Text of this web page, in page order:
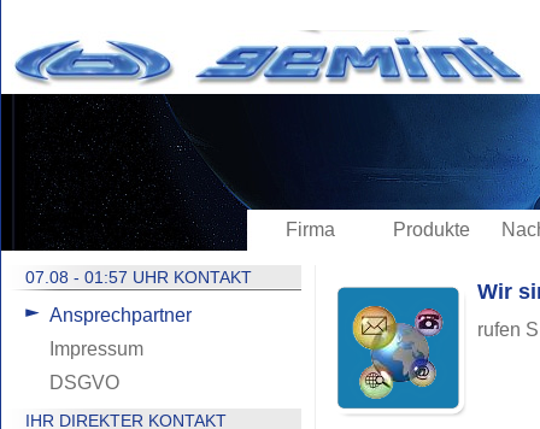
Firma Produkte
07.08 - 01:57 UHR KONTAKT
Ansprechpartner
Impressum
DSGVO
IHR DIREKTER KONTAKT
Wir
rufen